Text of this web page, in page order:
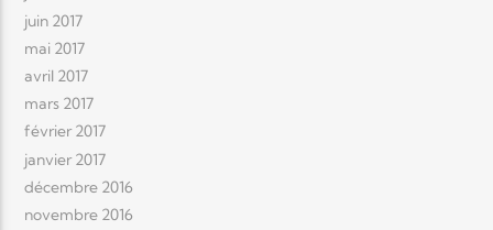
juin 2017
mai 2017
avril 2017
mars 2017
février 2017
janvier 2017
décembre 2016
novembre 2016